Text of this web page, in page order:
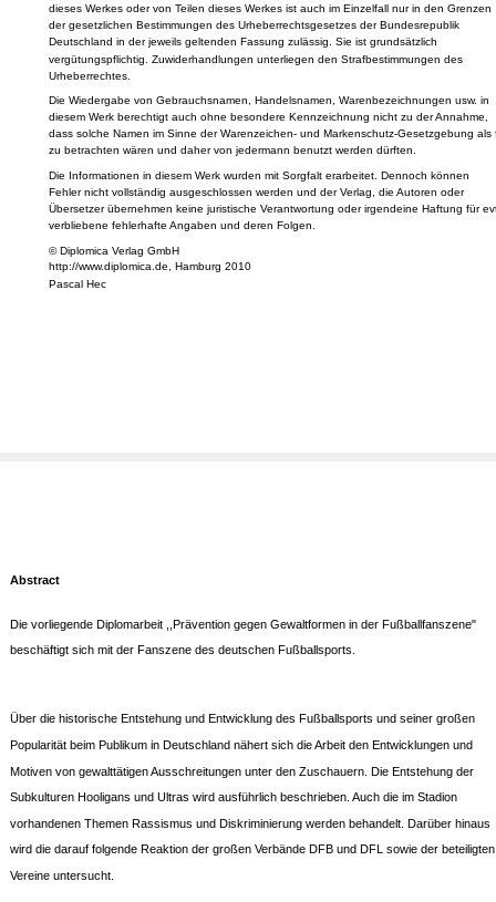
dieses Werkes oder von Teilen dieses Werkes ist auch im Einzelfall nur in den Grenzen
der gesetzlichen Bestimmungen des Urheberrechtsgesetzes der Bundesrepublik
Deutschland in der jeweils geltenden Fassung zulässig. Sie ist grundsätzlich
vergütungspflichtig. Zuwiderhandlungen unterliegen den Strafbestimmungen des
Urheberrechtes.
Die Wiedergabe von Gebrauchsnamen, Handelsnamen, Warenbezeichnungen usw. in
diesem Werk berechtigt auch ohne besondere Kennzeichnung nicht zu der Annahme,
dass solche Namen im Sinne der Warenzeichen- und Markenschutz-Gesetzgebung als
zu betrachten wären und daher von jedermann benutzt werden dürften.
Die Informationen in diesem Werk wurden mit Sorgfalt erarbeitet. Dennoch können
Fehler nicht vollständig ausgeschlossen werden und der Verlag, die Autoren oder
Übersetzer übernehmen keine juristische Verantwortung oder irgendeine Haftung für
verbliebene fehlerhafte Angaben und deren Folgen.
© Diplomica Verlag GmbH
http://www.diplomica.de, Hamburg 2010
Pascal Hec
Abstract
Die vorliegende Diplomarbeit ,,Prävention gegen Gewaltformen in der Fußballfanszene"
beschäftigt sich mit der Fanszene des deutschen Fußballsports.
Über die historische Entstehung und Entwicklung des Fußballsports und seiner großen
Popularität beim Publikum in Deutschland nähert sich die Arbeit den Entwicklungen und
Motiven von gewalttätigen Ausschreitungen unter den Zuschauern. Die Entstehung der
Subkulturen Hooligans und Ultras wird ausführlich beschrieben. Auch die im Stadion
vorhandenen Themen Rassismus und Diskriminierung werden behandelt. Darüber hinaus
wird die darauf folgende Reaktion der großen Verbände DFB und DFL sowie der beteiligten
Vereine untersucht.